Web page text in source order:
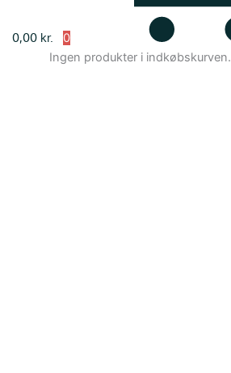
0,00 kr.
Ingen produkter i indkøbskurven.